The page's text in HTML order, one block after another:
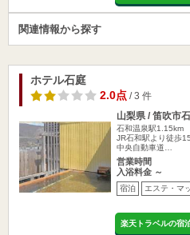
関連情報から探す
ホテル石庭
2.0点/ 3 件
山梨県 / 笛吹市
石和温泉駅1.15km
JR石和駅より徒歩
中央自動車道…
営業時間
入浴料金 ～
宿泊 エステ・マ
楽天トラベルの宿